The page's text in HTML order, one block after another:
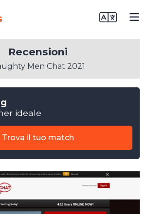
ideale
Trova il tuo match
Recensioni
Men Chat 2021